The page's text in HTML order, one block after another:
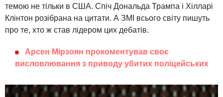
темою не тільки в США. Спіч Дональда Трампа і Хілларі
Клінтон розібрана на цитати. А ЗМІ всього світу пишуть
про те, хто ж став лідером цих дебатів.
Арсен Мірзоян прокоментував своє
висловлювання з приводу убитих поліцейських